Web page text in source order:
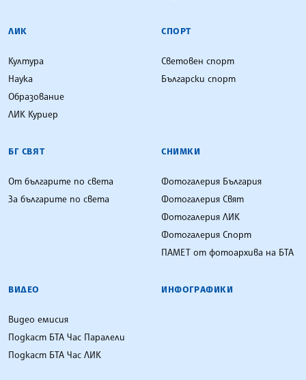
ЛИК
Култура
Наука
Образование
ЛИК Куриер
СПОРТ
Световен спорт
Български спорт
БГ СВЯТ
От българите по света
За българите по света
СНИМКИ
Фотогалерия България
Фотогалерия Свят
Фотогалерия ЛИК
Фотогалерия Спорт
ПАМЕТ от фотоархива на БТА
ВИДЕО
Видео емисия
Подкаст БТА Час Паралели
Подкаст БТА Час ЛИК
ИНФОГРАФИКИ